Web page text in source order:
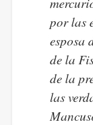
por las
esposa
de la
de la
las